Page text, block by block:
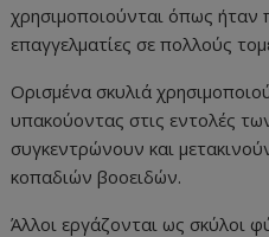
χρησιμοποιούνται όπως
επαγγελματίες σε πολλούς
Ορισμένα σκυλιά
υπακούοντας στις εντολές
συγκεντρώνουν και
κοπαδιών βοοειδών.
Άλλοι εργάζονται ως σκύλοι